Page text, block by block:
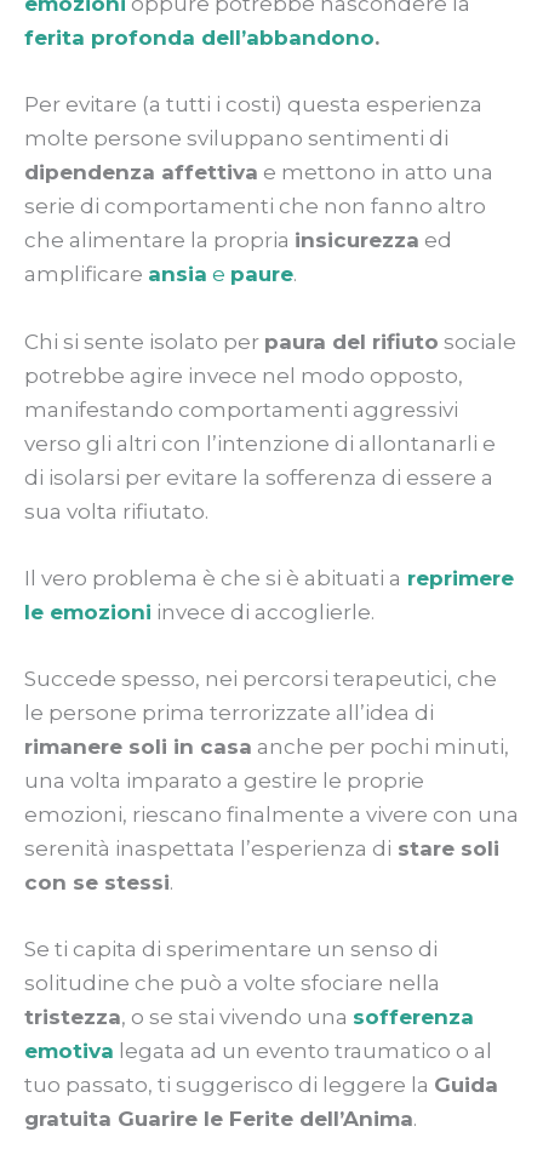
ferita profonda dell’abbandono.
Per evitare (a tutti i costi) questa esperienza
molte persone sviluppano sentimenti di
dipendenza affettiva e mettono in atto una
serie di comportamenti che non fanno altro
che alimentare la propria insicurezza ed
amplificare ansia e paure.
Chi si sente isolato per paura del rifiuto sociale
potrebbe agire invece nel modo opposto,
manifestando comportamenti aggressivi
verso gli altri con l’intenzione di allontanarli e
di isolarsi per evitare la sofferenza di essere a
sua volta rifiutato.
Il vero problema è che si è abituati a reprimere
le emozioni invece di accoglierle.
Succede spesso, nei percorsi terapeutici, che
le persone prima terrorizzate all’idea di
rimanere soli in casa anche per pochi minuti,
una volta imparato a gestire le proprie
emozioni, riescano finalmente a vivere con una
serenità inaspettata l’esperienza di stare soli
con se stessi.
Se ti capita di sperimentare un senso di
solitudine che può a volte sfociare nella
tristezza, o se stai vivendo una sofferenza
emotiva legata ad un evento traumatico o al
tuo passato, ti suggerisco di leggere la Guida
gratuita Guarire le Ferite dell’Anima.